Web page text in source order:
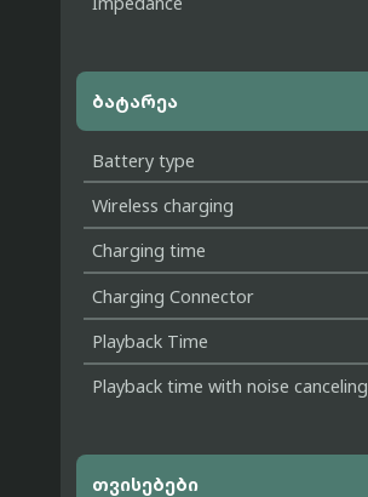
ბატარეა
Battery type
Wireless charging
Charging time
Charging Connector
Playback Time
Playback time with noise canceling
თვისებები